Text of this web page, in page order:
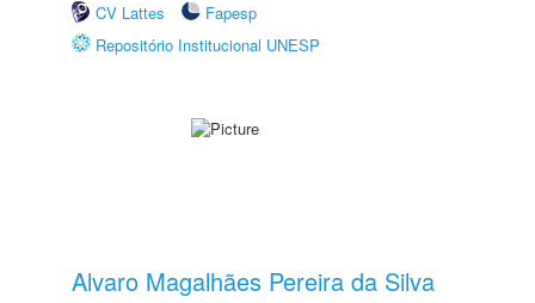
CV Lattes
Fapesp
Repositório Institucional UNESP
Alvaro Magalhães Pereira da Silva